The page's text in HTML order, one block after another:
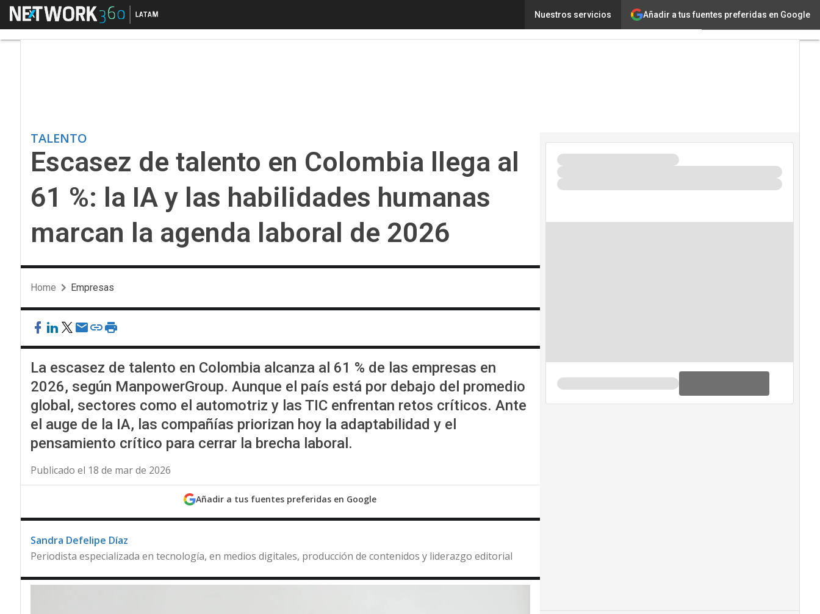
Añadir a tus fuentes preferidas en Google
Nuestros servicios
Menú Escasez de talento en Colombia llega al 61 %: la IA y las habilidades humanas marcan la agenda laboral de 2026Tecnología
Artificial
Ciberseguridad
TALENTO
Escasez de talento en Colombia llega al
61 %: la IA y las habilidades humanas
marcan la agenda laboral de 2026
Home Empresas
La escasez de talento en Colombia alcanza al 61 % de las empresas en
2026, según ManpowerGroup. Aunque el país está por debajo del promedio
global, sectores como el automotriz y las TIC enfrentan retos críticos. Ante
el auge de la IA, las compañías priorizan hoy la adaptabilidad y el
pensamiento crítico para cerrar la brecha laboral.
Publicado el 18 de mar de 2026
Añadir a tus fuentes preferidas en Google
Sandra Defelipe Díaz
Periodista especializada en tecnología, en medios digitales, producción de contenidos y liderazgo editorial